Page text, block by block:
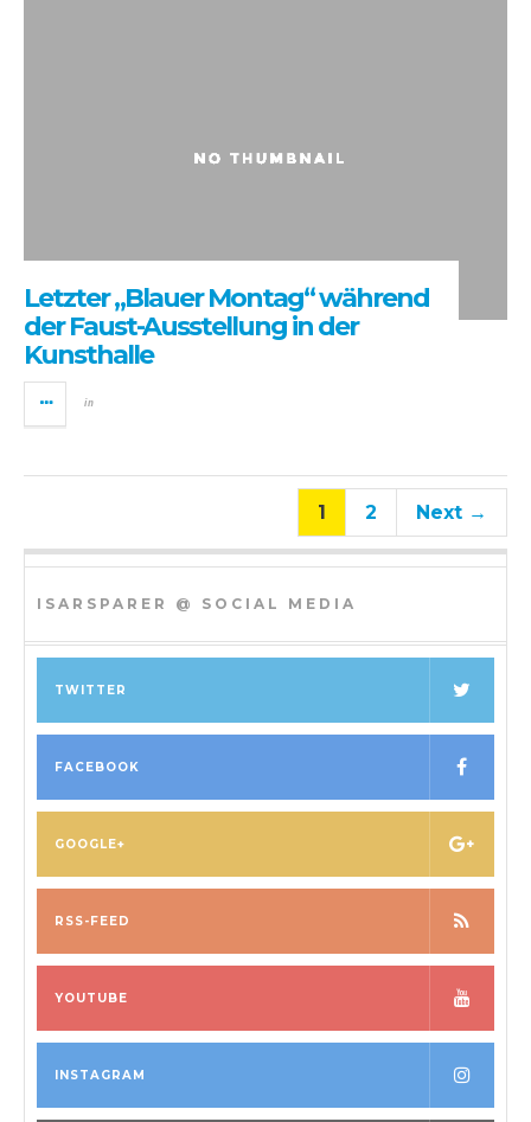
Letzter „Blauer Montag“ während
der Faust-Ausstellung in der
Kunsthalle
in
1 2 Next →
ISARSPARER @ SOCIAL MEDIA
TWITTER
FACEBOOK
GOOGLE+
RSS-FEED
YOUTUBE
INSTAGRAM